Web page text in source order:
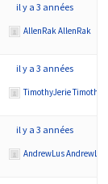
il y a 3 années
AllenRak AllenRak
il y a 3 années
TimothyJerie
il y a 3 années
AndrewLus AndrewLus